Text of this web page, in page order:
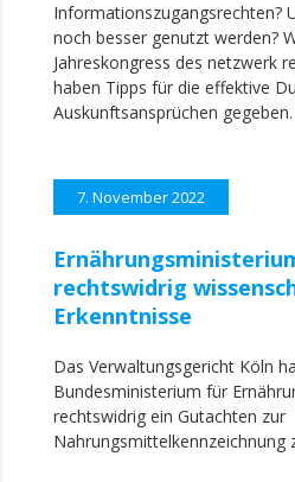
Informationszugangsrechten?
noch besser genutzt werden?
Jahreskongress des netzwerk
haben Tipps für die effektive
Auskunftsansprüchen gegeben.
7. November 2022
rechtswidrig
Erkenntnisse
Das Verwaltungsgericht Köln
Bundesministerium für
rechtswidrig ein Gutachten zur
Nahrungsmittelkennzeichnung